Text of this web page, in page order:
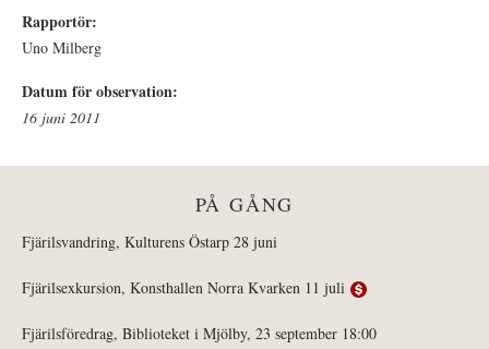
Rapportör:
Uno Milberg
Datum för observation:
16 juni 2011
PÅ GÅNG
Fjärilsvandring, Kulturens Östarp 28 juni
Fjärilsexkursion, Konsthallen Norra Kvarken 11 juli
Fjärilsföredrag, Biblioteket i Mjölby, 23 september 18:00